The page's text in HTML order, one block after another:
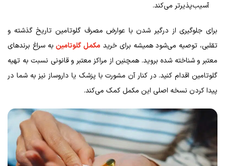
آسیب‌پذیرتر می‌کند.
برای جلوگیری از درگیر شدن با عوارض مصرف گلوتامین تاریخ گذشته و
تقلبی، توصیه می‌شود همیشه برای خرید مکمل گلوتامینبه سراغ برندهای
معتبر و شناخته شده بروید. همچنین از مراکز معتبر و قانونی نسبت به تهیه
گلوتامین اقدام کنید. در کنار آن مشورت با پزشک یا داروساز نیز به شما در
پیدا کردن نسخه اصلی این مکمل کمک می‌کند.